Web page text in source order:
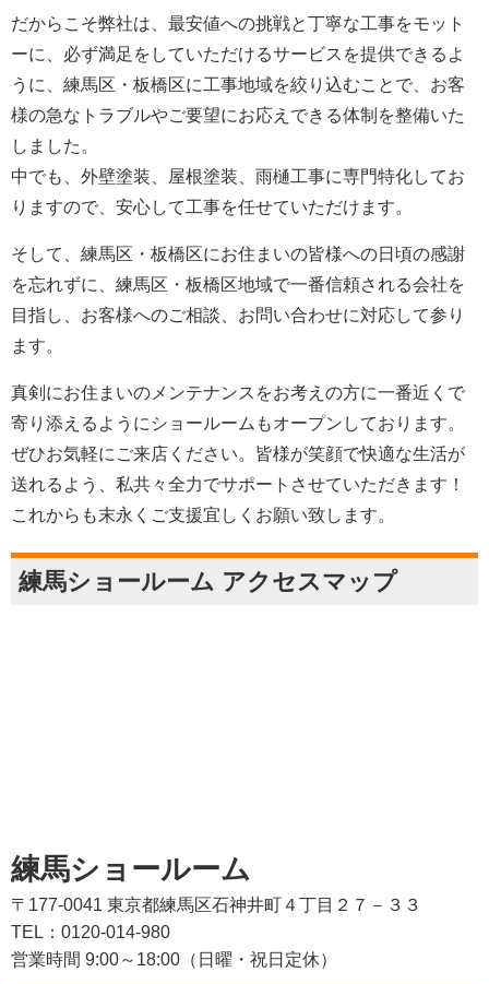
だからこそ弊社は、最安値への挑戦と丁寧な工事をモット
ーに、必ず満足をしていただけるサービスを提供できるよ
うに、練馬区・板橋区に工事地域を絞り込むことで、お客
様の急なトラブルやご要望にお応えできる体制を整備いた
しました。
中でも、外壁塗装、屋根塗装、雨樋工事に専門特化してお
りますので、安心して工事を任せていただけます。
そして、練馬区・板橋区にお住まいの皆様への日頃の感謝
を忘れずに、練馬区・板橋区地域で一番信頼される会社を
目指し、お客様へのご相談、お問い合わせに対応して参り
ます。
真剣にお住まいのメンテナンスをお考えの方に一番近くで
寄り添えるようにショールームもオープンしております。
ぜひお気軽にご来店ください。皆様が笑顔で快適な生活が
送れるよう、私共々全力でサポートさせていただきます！
これからも末永くご支援宜しくお願い致します。
練馬ショールーム アクセスマップ
練馬ショールーム
〒177-0041 東京都練馬区石神井町４丁目２７－３３
TEL：0120-014-980
営業時間 9:00～18:00（日曜・祝日定休）